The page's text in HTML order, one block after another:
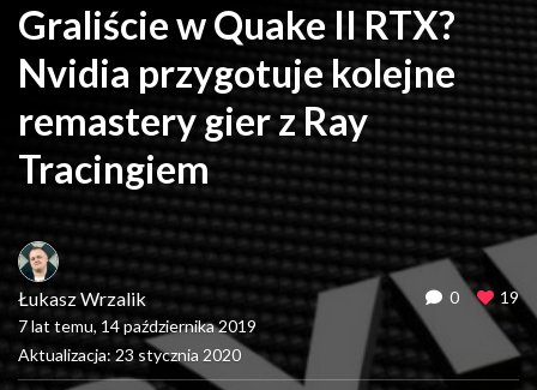
Graliście w Quake II RTX?
Nvidia przygotuje kolejne
remastery gier z Ray
Tracingiem
Łukasz Wrzalik
7 lat temu, 14 października 2019
Aktualizacja: 23 stycznia 2020
0 19